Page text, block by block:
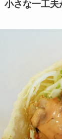
小さな一工夫